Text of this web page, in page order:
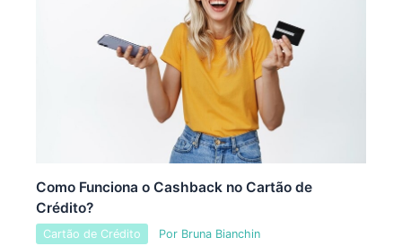
Como Funciona o Cashback no Cartão de
Crédito?
Cartão de Crédito Por Bruna Bianchin